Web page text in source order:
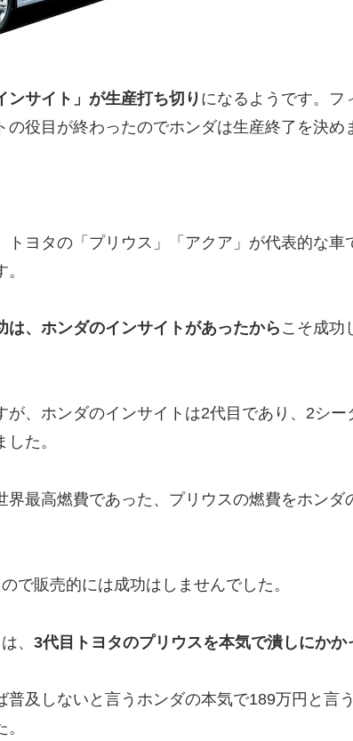
ンサイト」が生産打ち切り になるようです。フ
役目が終わったのでホンダは生産終了を決め
トヨタの「プリウス」「アクア」が代表的な車
は、ホンダのインサイトがあったから こそ成功
が、ホンダのインサイトは2代目であり、2シ
た。
界最高燃費であった、プリウスの燃費をホンダ
で販売的には成功はしませんでした。
、 3代目トヨタのプリウスを本気で潰しにかか
普及しないと言うホンダの本気で189万円と言